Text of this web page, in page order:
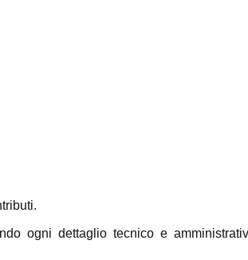
ogni dettaglio tecnico e